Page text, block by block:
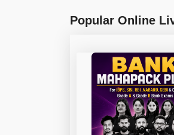
Popular Online